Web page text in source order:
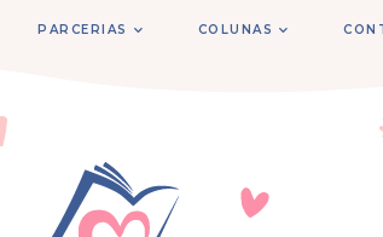
PARCERIAS COLUNAS